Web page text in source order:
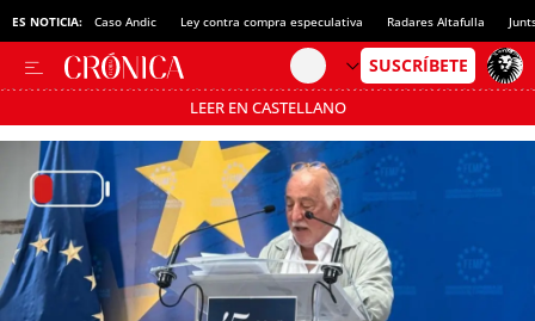
ES NOTICIA: Caso Andic Ley contra compra especulativa Radares Altafulla
LEER EN CASTELLANO
Pásate al MODO AHORRO